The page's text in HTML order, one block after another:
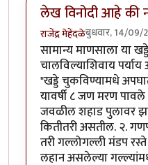
लेख विनोदी आहे की
राजेंद्र मेहेंदळेबुधवार, 14/09/
सामान्य माणसाला या
चालविल्याशिवाय
"खड्डे चुकविण्यामधे
यावर्षी ८ जण मरण
जवळील शहाड पुलावर
कितीतरी असतील. २.
तरी गल्लोगल्ली मंडप
लहान असलेल्या